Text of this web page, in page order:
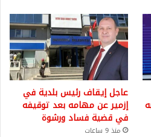
عاجل إيقاف رئيس بلدية في
إزمير عن مهامه بعد توقيفه
في قضية فساد ورشوة
منذ 9 ساعات